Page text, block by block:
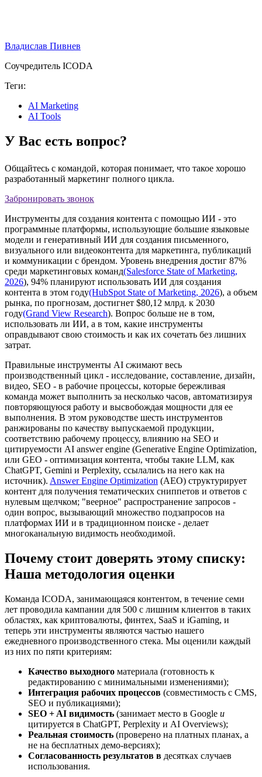
Владислав Пивнев
Соучредитель ICODA
Теги:
AI Marketing
AI Tools
У Вас есть вопрос?
Общайтесь с командой, которая понимает, что такое хорошо
разработанный маркетинг полного цикла.
Забронировать звонок
Инструменты для создания контента с помощью ИИ - это
программные платформы, использующие большие языковые
модели и генеративный ИИ для создания письменного,
визуального или видеоконтента для маркетинга, публикаций
и коммуникации с брендом. Уровень внедрения достиг 87%
среди маркетинговых команд(Salesforce State of Marketing,
2026), 94% планируют использовать ИИ для создания
контента в этом году(HubSpot State of Marketing, 2026), а объем
рынка, по прогнозам, достигнет $80,12 млрд. к 2030
году(Grand View Research). Вопрос больше не в том,
использовать ли ИИ, а в том, какие инструменты
оправдывают свою стоимость и как их сочетать без лишних
затрат.
Правильные инструменты AI сжимают весь
производственный цикл - исследование, составление, дизайн,
видео, SEO - в рабочие процессы, которые бережливая
команда может выполнить за несколько часов, автоматизируя
повторяющуюся работу и высвобождая мощности для ее
выполнения. В этом руководстве шесть инструментов
ранжированы по качеству выпускаемой продукции,
соответствию рабочему процессу, влиянию на SEO и
цитируемости AI answer engine (Generative Engine Optimization,
или GEO - оптимизация контента, чтобы такие LLM, как
ChatGPT, Gemini и Perplexity, ссылались на него как на
источник). Answer Engine Optimization (AEO) структурирует
контент для получения тематических сниппетов и ответов с
нулевым щелчком; "веерное" распространение запросов -
один вопрос, вызывающий множество подзапросов на
платформах ИИ и в традиционном поиске - делает
многоканальную видимость необходимой.
Почему стоит доверять этому списку:
Наша методология оценки
Команда ICODA, занимающаяся контентом, в течение семи
лет проводила кампании для 500 с лишним клиентов в таких
областях, как криптовалюты, финтех, SaaS и iGaming, и
теперь эти инструменты являются частью нашего
ежедневного производственного стека. Мы оценили каждый
из них по пяти критериям:
Качество выходного материала (готовность к
редактированию с минимальными изменениями);
Интеграция рабочих процессов (совместимость с CMS,
SEO и публикациями);
SEO + AI видимость (занимает место в Google и
цитируется в ChatGPT, Perplexity и AI Overviews);
Реальная стоимость (проверено на платных планах, а
не на бесплатных демо-версиях);
Согласованность результатов в десятках случаев
использования.